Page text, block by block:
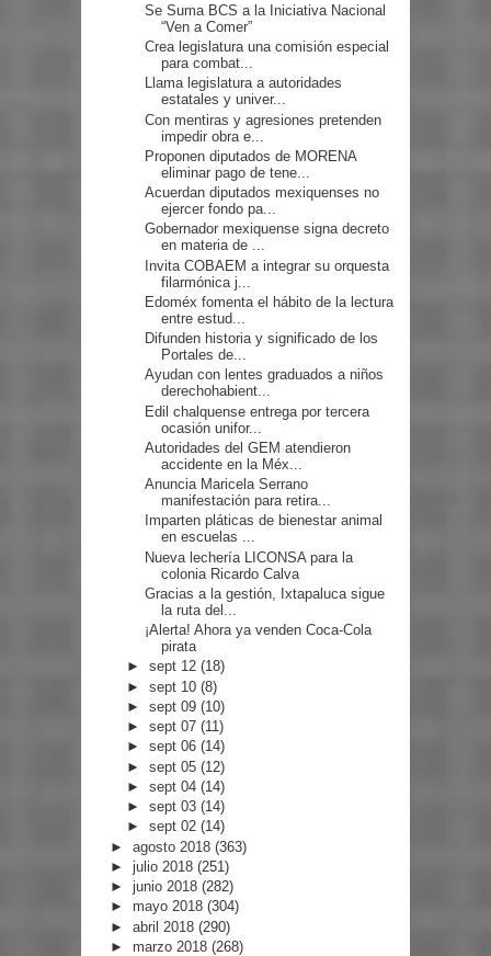
Se Suma BCS a la Iniciativa Nacional
“Ven a Comer”
Crea legislatura una comisión especial
para combat...
Llama legislatura a autoridades
estatales y univer...
Con mentiras y agresiones pretenden
impedir obra e...
Proponen diputados de MORENA
eliminar pago de tene...
Acuerdan diputados mexiquenses no
ejercer fondo pa...
Gobernador mexiquense signa decreto
en materia de ...
Invita COBAEM a integrar su orquesta
filarmónica j...
Edoméx fomenta el hábito de la lectura
entre estud...
Difunden historia y significado de los
Portales de...
Ayudan con lentes graduados a niños
derechohabient...
Edil chalquense entrega por tercera
ocasión unifor...
Autoridades del GEM atendieron
accidente en la Méx...
Anuncia Maricela Serrano
manifestación para retira...
Imparten pláticas de bienestar animal
en escuelas ...
Nueva lechería LICONSA para la
colonia Ricardo Calva
Gracias a la gestión, Ixtapaluca sigue
la ruta del...
¡Alerta! Ahora ya venden Coca-Cola
pirata
►sept 12(18)
►sept 10(8)
►sept 09(10)
►sept 07(11)
►sept 06(14)
►sept 05(12)
►sept 04(14)
►sept 03(14)
►sept 02(14)
► agosto 2018 (363)
► julio 2018 (251)
► junio 2018 (282)
► mayo 2018 (304)
► abril 2018 (290)
► marzo 2018 (268)